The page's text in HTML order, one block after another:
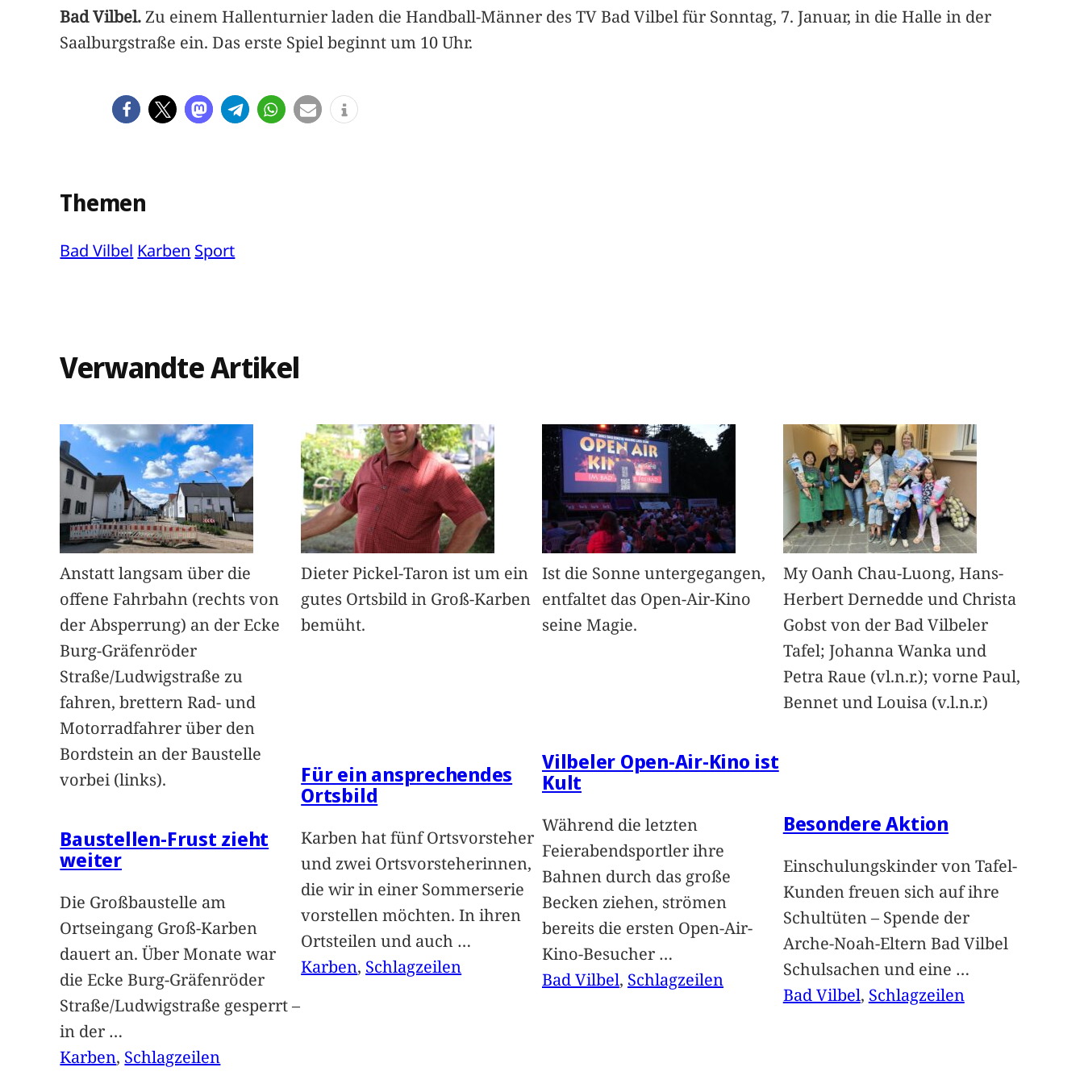
Bad Vilbel.Zu einem Hallenturnier laden die Handball-Männer des TV Bad Vilbel für Sonntag, 7. Januar, in die Halle in der
Saalburgstraße ein. Das erste Spiel beginnt um 10 Uhr.
Themen
Bad Vilbel Karben Sport
Verwandte Artikel
Anstatt langsam über die
offene Fahrbahn (rechts von
der Absperrung) an der Ecke
Burg-Gräfenröder
Straße/Ludwigstraße zu
fahren, brettern Rad- und
Motorradfahrer über den
Bordstein an der Baustelle
vorbei (links).
Baustellen-Frust zieht
weiter
Die Großbaustelle am
Ortseingang Groß-Karben
dauert an. Über Monate war
die Ecke Burg-Gräfenröder
Straße/Ludwigstraße gesperrt –
in der …
Karben, Schlagzeilen
Dieter Pickel-Taron ist um ein
gutes Ortsbild in Groß-Karben
bemüht.
Für ein ansprechendes
Ortsbild
Karben hat fünf Ortsvorsteher
und zwei Ortsvorsteherinnen,
die wir in einer Sommerserie
vorstellen möchten. In ihren
Ortsteilen und auch …
Karben, Schlagzeilen
Ist die Sonne untergegangen,
entfaltet das Open-Air-Kino
seine Magie.
Vilbeler Open-Air-Kino ist
Kult
Während die letzten
Feierabendsportler ihre
Bahnen durch das große
Becken ziehen, strömen
bereits die ersten Open-Air-
Kino-Besucher …
Bad Vilbel, Schlagzeilen
My Oanh Chau-Luong, Hans-
Herbert Dernedde und Christa
Gobst von der Bad Vilbeler
Tafel; Johanna Wanka und
Petra Raue (vl.n.r.); vorne Paul,
Bennet und Louisa (v.l.n.r.)
Besondere Aktion
Einschulungskinder von Tafel-
Kunden freuen sich auf ihre
Schultüten – Spende der
Arche-Noah-Eltern Bad Vilbel
Schulsachen und eine …
Bad Vilbel, Schlagzeilen